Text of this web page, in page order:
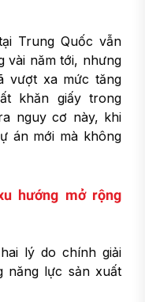
Trung Quốc vẫn
vài năm tới, nhưng
vượt xa mức tăng
khăn giấy trong
nguy cơ này, khi
án mới mà không
hướng mở rộng
lý do chính giải
năng lực sản xuất